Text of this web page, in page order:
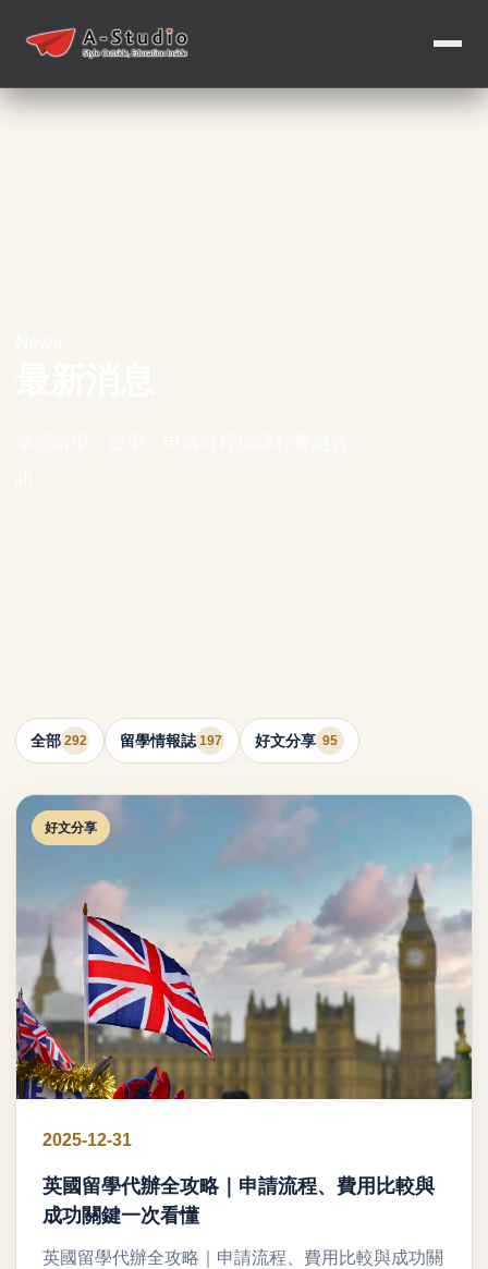
全部 292 留學情報誌 197 好文分享 95
好文分享
2025-12-31
英國留學代辦全攻略｜申請流程、費用比較與
成功關鍵一次看懂
英國留學代辦全攻略｜申請流程、費用比較與成功關